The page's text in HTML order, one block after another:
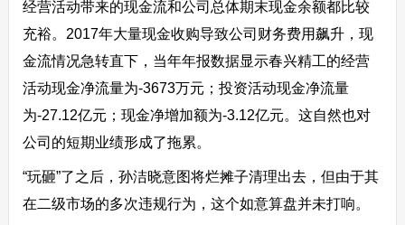
经营活动带来的现金流和公司总体期末现金余额都比较
充裕。2017年大量现金收购导致公司财务费用飙升，现
金流情况急转直下，当年年报数据显示春兴精工的经营
活动现金净流量为-3673万元；投资活动现金净流量
为-27.12亿元；现金净增加额为-3.12亿元。这自然也对
公司的短期业绩形成了拖累。
“玩砸”了之后，孙洁晓意图将烂摊子清理出去，但由于其
在二级市场的多次违规行为，这个如意算盘并未打响。